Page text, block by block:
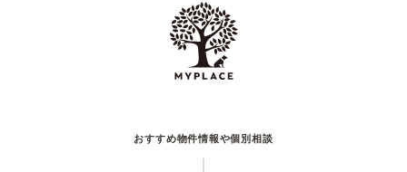
おすすめ物件情報や個別相談